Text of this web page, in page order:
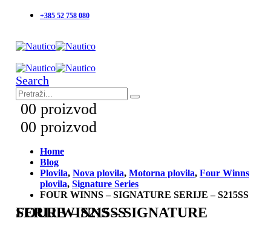
+385 52 758 080
Search
00 proizvod
00 proizvod
Home
Blog
Plovila, Nova plovila, Motorna plovila, Four Winns
plovila, Signature Series
FOUR WINNS – SIGNATURE SERIJE – S215SS
FOUR WINNS – SIGNATURE SERIJE – S215SS